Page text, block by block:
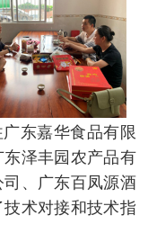
东嘉华食品有限
泽丰园农产品有
、广东百凤源酒
术对接和技术指